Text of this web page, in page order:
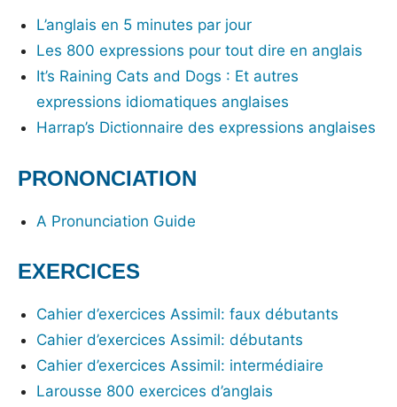
L’anglais en 5 minutes par jour
Les 800 expressions pour tout dire en anglais
It’s Raining Cats and Dogs : Et autres
expressions idiomatiques anglaises
Harrap’s Dictionnaire des expressions anglaises
PRONONCIATION
A Pronunciation Guide
EXERCICES
Cahier d’exercices Assimil: faux débutants
Cahier d’exercices Assimil: débutants
Cahier d’exercices Assimil: intermédiaire
Larousse 800 exercices d’anglais